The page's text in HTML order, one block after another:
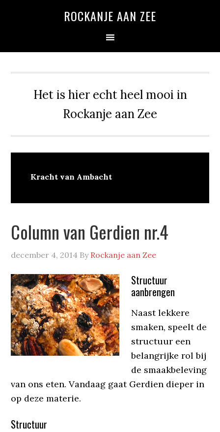
ROCKANJE AAN ZEE
Het is hier echt heel mooi in
Rockanje aan Zee
Kracht van Ambacht
Column van Gerdien nr.4
december 4, 2014 By Rockanje aan Zee
Structuur
aanbrengen
Naast lekkere
smaken, speelt de
structuur een
belangrijke rol bij
de smaakbeleving
van ons eten. Vandaag gaat Gerdien dieper in
op deze materie.
Structuur